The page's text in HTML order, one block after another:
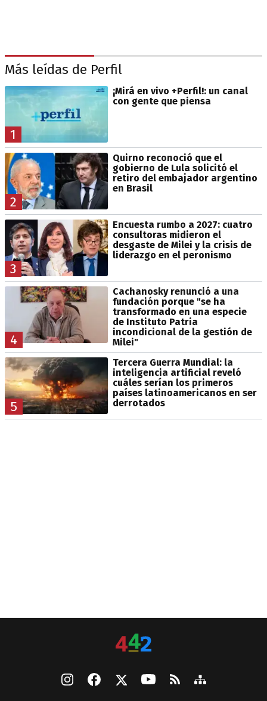
Más leídas de Perfil
1
¡Mirá en vivo +Perfil!: un canal
con gente que piensa
2
Quirno reconoció que el
gobierno de Lula solicitó el
retiro del embajador argentino
en Brasil
3
Encuesta rumbo a 2027: cuatro
consultoras midieron el
desgaste de Milei y la crisis de
liderazgo en el peronismo
4
Cachanosky renunció a una
fundación porque "se ha
transformado en una especie
de Instituto Patria
incondicional de la gestión de
Milei"
5
Tercera Guerra Mundial: la
inteligencia artificial reveló
cuáles serían los primeros
países latinoamericanos en ser
derrotados